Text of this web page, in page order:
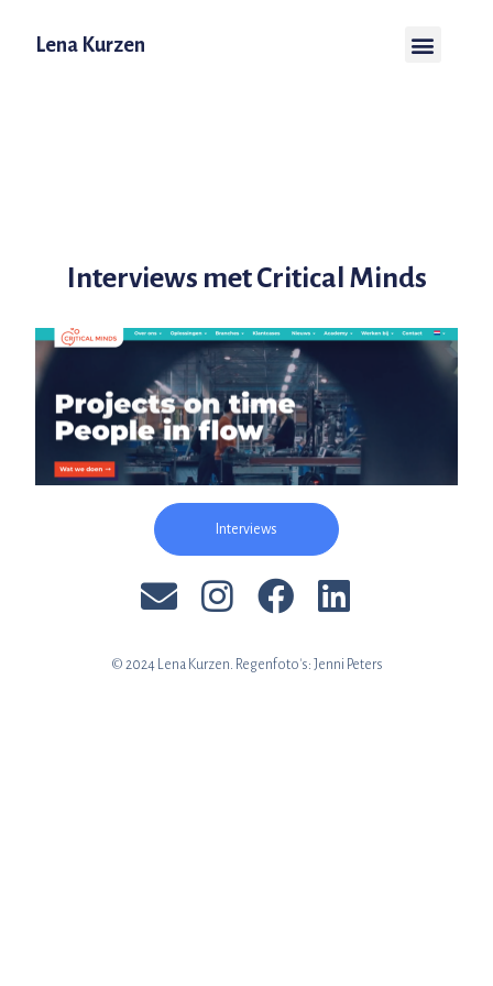
Lena Kurzen
Interviews met Critical Minds
Interviews
© 2024 Lena Kurzen. Regenfoto's: Jenni Peters